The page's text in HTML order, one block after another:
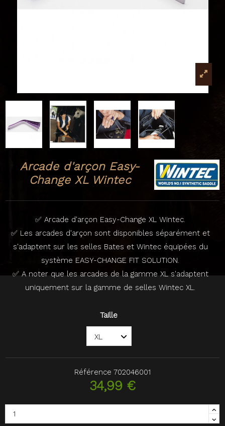
Arcade d'arçon Easy-
Change XL Wintec
✅ Arcade d'arçon Easy-Change XL Wintec.
✅ Les arcades d'arçon sont disponibles séparément et
s'adaptent sur les selles Bates et Wintec équipées du
système EASY-CHANGE FIT SOLUTION.
✅ A noter que les arcades de la gamme XL s'adaptent
uniquement sur la gamme de selles Wintec XL.
Taille
Référence 702046001
34,99 €